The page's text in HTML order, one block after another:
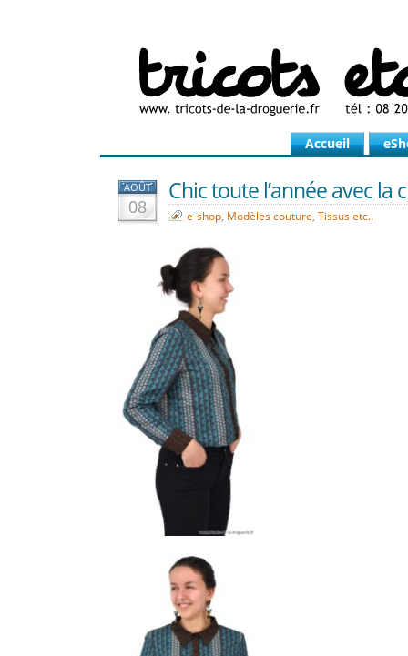
Accueil
AOÛT
08
Chic toute l’année avec la
e-shop, Modèles couture, Tissus etc..